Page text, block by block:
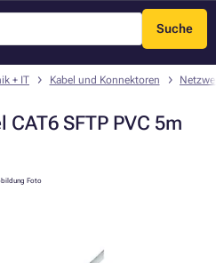
Suche
Menü
+ IT Kabel und Konnektoren
CAT6 SFTP PVC 5m
Foto